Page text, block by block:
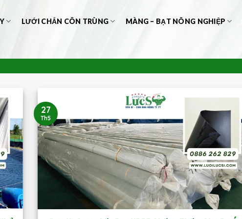
LƯỚI CHẮN CÔN TRÙNG MÀNG – BẠT NÔNG NGHIỆP
27
Th5